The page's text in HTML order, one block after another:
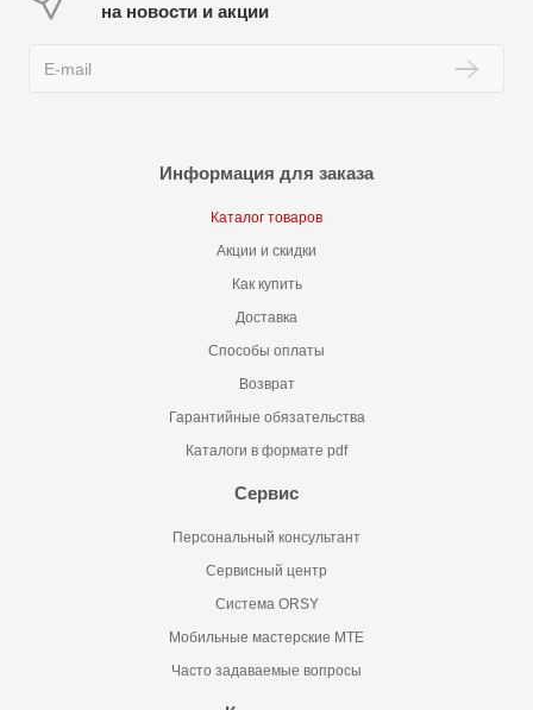
на новости и акции
Информация для заказа
Каталог товаров
Акции и скидки
Как купить
Доставка
Способы оплаты
Возврат
Гарантийные обязательства
Каталоги в формате pdf
Сервис
Персональный консультант
Сервисный центр
Система ORSY
Мобильные мастерские MTE
Часто задаваемые вопросы